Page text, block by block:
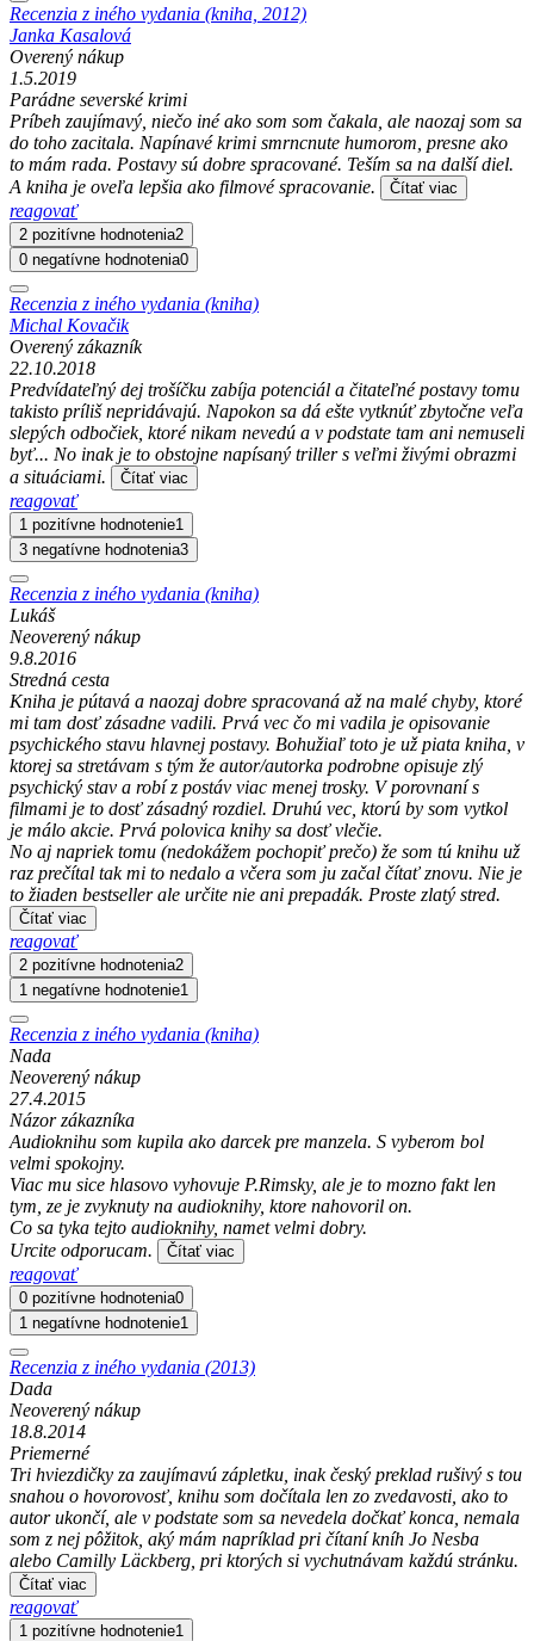
Recenzia z iného vydania (kniha, 2012)
Janka Kasalová
Overený nákup
1.5.2019
Parádne severské krimi
Príbeh zaujímavý, niečo iné ako som som čakala, ale naozaj som sa
do toho zacitala. Napínavé krimi smrncnute humorom, presne ako
to mám rada. Postavy sú dobre spracované. Teším sa na další diel.
A kniha je oveľa lepšia ako filmové spracovanie.
Čítať viac
reagovať
2 pozitívne hodnotenia2
0 negatívne hodnotenia0
Recenzia z iného vydania (kniha)
Michal Kovačik
Overený zákazník
22.10.2018
Predvídateľný dej trošíčku zabíja potenciál a čitateľné postavy tomu
takisto príliš nepridávajú. Napokon sa dá ešte vytknúť zbytočne veľa
slepých odbočiek, ktoré nikam nevedú a v podstate tam ani nemuseli
byť... No inak je to obstojne napísaný triller s veľmi živými obrazmi
a situáciami.
Čítať viac
reagovať
1 pozitívne hodnotenie1
3 negatívne hodnotenia3
Recenzia z iného vydania (kniha)
Lukáš
Neoverený nákup
9.8.2016
Stredná cesta
Kniha je pútavá a naozaj dobre spracovaná až na malé chyby, ktoré
mi tam dosť zásadne vadili. Prvá vec čo mi vadila je opisovanie
psychického stavu hlavnej postavy. Bohužiaľ toto je už piata kniha, v
ktorej sa stretávam s tým že autor/autorka podrobne opisuje zlý
psychický stav a robí z postáv viac menej trosky. V porovnaní s
filmami je to dosť zásadný rozdiel. Druhú vec, ktorú by som vytkol
je málo akcie. Prvá polovica knihy sa dosť vlečie.
No aj napriek tomu (nedokážem pochopiť prečo) že som tú knihu už
raz prečítal tak mi to nedalo a včera som ju začal čítať znovu. Nie je
to žiaden bestseller ale určite nie ani prepadák. Proste zlatý stred.
Čítať viac
reagovať
2 pozitívne hodnotenia2
1 negatívne hodnotenie1
Recenzia z iného vydania (kniha)
Nada
Neoverený nákup
27.4.2015
Názor zákazníka
Audioknihu som kupila ako darcek pre manzela. S vyberom bol
velmi spokojny.
Viac mu sice hlasovo vyhovuje P.Rimsky, ale je to mozno fakt len
tym, ze je zvyknuty na audioknihy, ktore nahovoril on.
Co sa tyka tejto audioknihy, namet velmi dobry.
Urcite odporucam.
Čítať viac
reagovať
0 pozitívne hodnotenia0
1 negatívne hodnotenie1
Recenzia z iného vydania (2013)
Dada
Neoverený nákup
18.8.2014
Priemerné
Tri hviezdičky za zaujímavú zápletku, inak český preklad rušivý s tou
snahou o hovorovosť, knihu som dočítala len zo zvedavosti, ako to
autor ukončí, ale v podstate som sa nevedela dočkať konca, nemala
som z nej pôžitok, aký mám napríklad pri čítaní kníh Jo Nesba
alebo Camilly Läckberg, pri ktorých si vychutnávam každú stránku.
Čítať viac
reagovať
1 pozitívne hodnotenie1